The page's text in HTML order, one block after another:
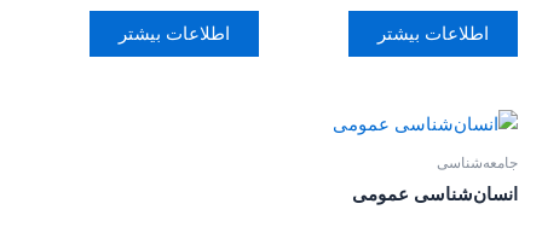
اطلاعات بیشتر اطلاعات بیشتر
جامعه‌شناسی
انسان‌شناسی عمومی